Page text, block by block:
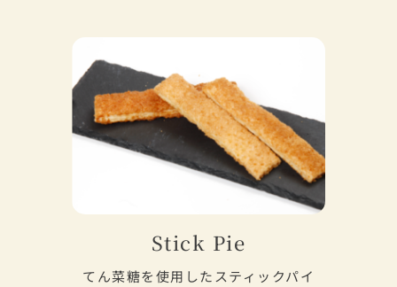
Stick Pie
てん菜糖を使用したスティックパイ